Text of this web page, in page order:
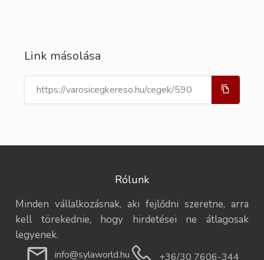
Link másolása
Rólunk
Minden vállalkozásnak, aki fejlődni szeretne, arra
kell törekednie, hogy hirdetései ne átlagosak
legyenek.
info@sylaworld.hu +36/30 7606-344